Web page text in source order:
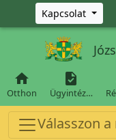
Ugrás a fő tartalomra
Kapcsolat

Otthon

Ügyintéz…
Válasszon